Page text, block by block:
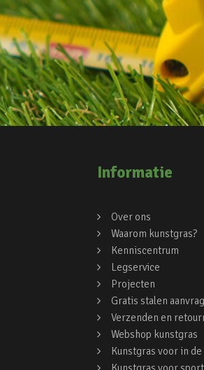
Informatie
Over ons
Waarom kunstgras?
Kenniscentrum
Legservice
Projecten
Gratis stalen
Verzenden en
Webshop kunstgras
Kunstgras voor in de